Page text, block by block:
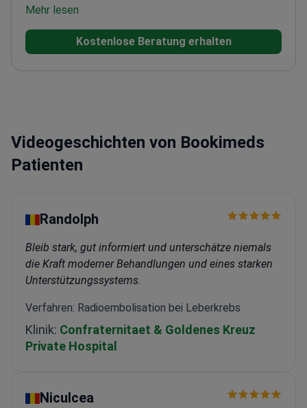
Erfahrung in der Verdauungs- und
PankreaschirurgieGründer und Direktor des Dr.
Ballesta Laparoscopic CenterSpezialisiert auf Da
Mehr lesen
Kostenlose Beratung erhalten
Videogeschichten von Bookimeds
Patienten
Randolph
Bleib stark, gut informiert und unterschätze niemals
die Kraft moderner Behandlungen und eines starken
Unterstützungssystems.
Verfahren: Radioembolisation bei Leberkrebs
Klinik: Confraternitaet & Goldenes Kreuz
Private Hospital
Niculcea